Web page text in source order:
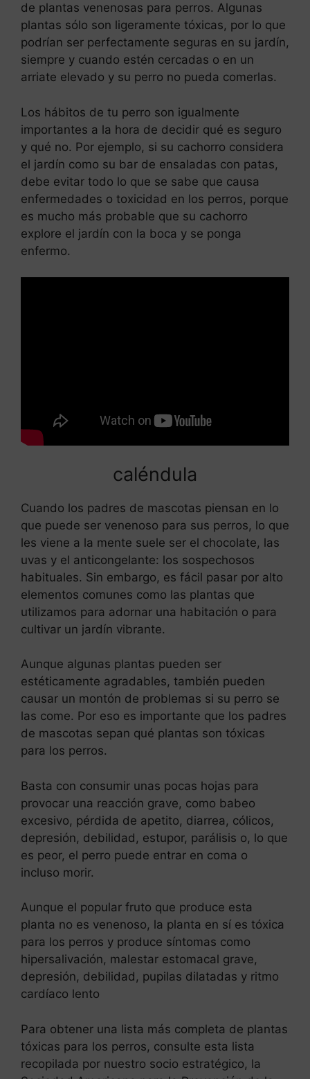
de plantas venenosas para perros. Algunas
plantas sólo son ligeramente tóxicas, por lo que
podrían ser perfectamente seguras en su jardín,
siempre y cuando estén cercadas o en un
arriate elevado y su perro no pueda comerlas.
Los hábitos de tu perro son igualmente
importantes a la hora de decidir qué es seguro
y qué no. Por ejemplo, si su cachorro considera
el jardín como su bar de ensaladas con patas,
debe evitar todo lo que se sabe que causa
enfermedades o toxicidad en los perros, porque
es mucho más probable que su cachorro
explore el jardín con la boca y se ponga
enfermo.
caléndula
Cuando los padres de mascotas piensan en lo
que puede ser venenoso para sus perros, lo que
les viene a la mente suele ser el chocolate, las
uvas y el anticongelante: los sospechosos
habituales. Sin embargo, es fácil pasar por alto
elementos comunes como las plantas que
utilizamos para adornar una habitación o para
cultivar un jardín vibrante.
Aunque algunas plantas pueden ser
estéticamente agradables, también pueden
causar un montón de problemas si su perro se
las come. Por eso es importante que los padres
de mascotas sepan qué plantas son tóxicas
para los perros.
Basta con consumir unas pocas hojas para
provocar una reacción grave, como babeo
excesivo, pérdida de apetito, diarrea, cólicos,
depresión, debilidad, estupor, parálisis o, lo que
es peor, el perro puede entrar en coma o
incluso morir.
Aunque el popular fruto que produce esta
planta no es venenoso, la planta en sí es tóxica
para los perros y produce síntomas como
hipersalivación, malestar estomacal grave,
depresión, debilidad, pupilas dilatadas y ritmo
cardíaco lento
Para obtener una lista más completa de plantas
tóxicas para los perros, consulte esta lista
recopilada por nuestro socio estratégico, la